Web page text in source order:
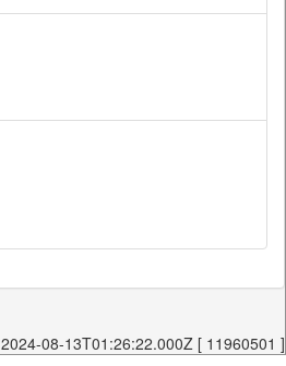
2024-08-13T01:26:22.000Z [ 11960501 ]